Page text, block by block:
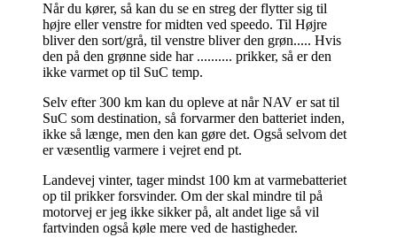
Når du kører, så kan du se en streg der flytter sig til
højre eller venstre for midten ved speedo. Til Højre
bliver den sort/grå, til venstre bliver den grøn..... Hvis
den på den grønne side har .......... prikker, så er den
ikke varmet op til SuC temp.
Selv efter 300 km kan du opleve at når NAV er sat til
SuC som destination, så forvarmer den batteriet inden,
ikke så længe, men den kan gøre det. Også selvom det
er væsentlig varmere i vejret end pt.
Landevej vinter, tager mindst 100 km at varmebatteriet
op til prikker forsvinder. Om der skal mindre til på
motorvej er jeg ikke sikker på, alt andet lige så vil
fartvinden også køle mere ved de hastigheder.